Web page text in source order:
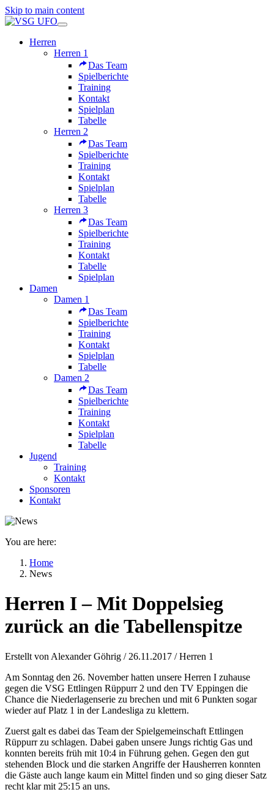
Skip to main content
Herren
Herren 1
Das Team
Spielberichte
Training
Kontakt
Spielplan
Tabelle
Herren 2
Das Team
Spielberichte
Training
Kontakt
Spielplan
Tabelle
Herren 3
Das Team
Spielberichte
Training
Kontakt
Tabelle
Spielplan
Damen
Damen 1
Das Team
Spielberichte
Training
Kontakt
Spielplan
Tabelle
Damen 2
Das Team
Spielberichte
Training
Kontakt
Spielplan
Tabelle
Jugend
Training
Kontakt
Sponsoren
Kontakt
You are here:
Home
News
Herren I – Mit Doppelsieg
zurück an die Tabellenspitze
Erstellt von Alexander Göhrig / 26.11.2017 /Herren 1
Am Sonntag den 26. November hatten unsere Herren I zuhause
gegen die VSG Ettlingen Rüppurr 2 und den TV Eppingen die
Chance die Niederlagenserie zu brechen und mit 6 Punkten sogar
wieder auf Platz 1 in der Landesliga zu klettern.
Zuerst galt es dabei das Team der Spielgemeinschaft Ettlingen
Rüppurr zu schlagen. Dabei gaben unsere Jungs richtig Gas und
konnten bereits früh mit 10:4 in Führung gehen. Gegen den gut
stehenden Block und die starken Angriffe der Hausherren konnten
die Gäste auch lange kaum ein Mittel finden und so ging dieser Satz
recht klar mit 25:15 an uns.